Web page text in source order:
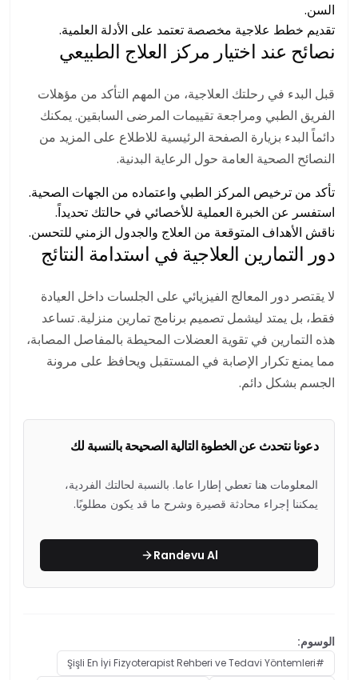
السن.
تقديم خطط علاجية مخصصة تعتمد على الأدلة العلمية.
نصائح عند اختيار مركز العلاج الطبيعي
قبل البدء في رحلتك العلاجية، من المهم التأكد من مؤهلات
الفريق الطبي ومراجعة تقييمات المرضى السابقين. يمكنك
دائماً البدء بزيارة الصفحة الرئيسية للاطلاع على المزيد من
النصائح الصحية العامة حول الرعاية البدنية.
تأكد من ترخيص المركز الطبي واعتماده من الجهات الصحية.
استفسر عن الخبرة العملية للأخصائي في حالتك تحديداً.
ناقش الأهداف المتوقعة من العلاج والجدول الزمني للتحسن.
دور التمارين العلاجية في استدامة النتائج
لا يقتصر دور المعالج الفيزيائي على الجلسات داخل العيادة
فقط، بل يمتد ليشمل تصميم برنامج تمارين منزلية. تساعد
هذه التمارين في تقوية العضلات المحيطة بالمفاصل المصابة،
مما يمنع تكرار الإصابة في المستقبل ويحافظ على مرونة
الجسم بشكل دائم.
دعونا نتحدث عن الخطوة التالية الصحيحة بالنسبة لك
المعلومات هنا تعطي إطارا عاما. بالنسبة لحالتك الفردية،
يمكننا إجراء محادثة قصيرة وشرح ما قد يكون مطلوبًا.
Randevu Al
الوسوم:
#
Şişli En İyi Fizyoterapist Rehberi ve Tedavi Yöntemleri